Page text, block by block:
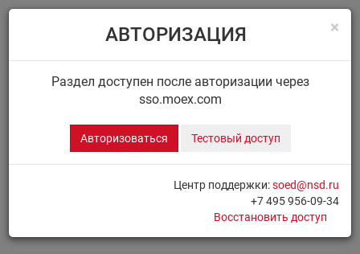
Menu
ДИСК.СООБЩЕНИЯ
×
АВТОРИЗАЦИЯ
Раздел доступен после авторизации через
sso.moex.com
Авторизоваться Тестовый доступ
Центр поддержки:soed@nsd.ru
+7 495 956-09-34
Восстановить доступ